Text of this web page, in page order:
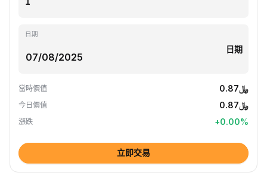
日期
日期
當時價值 ﷼0.87
今日價值 ﷼0.87
漲跌 +0.00%
立即交易